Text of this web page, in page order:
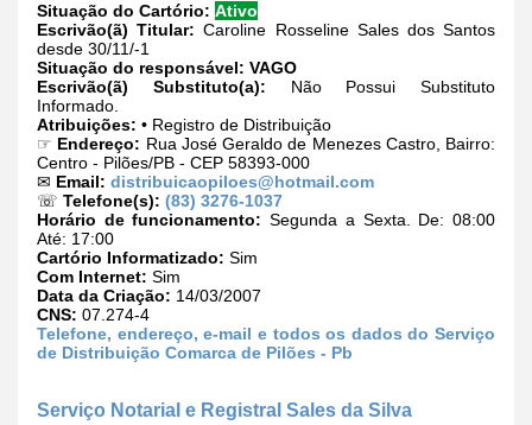
Situação do Cartório: Ativo
Escrivão(ã) Titular: Caroline Rosseline Sales dos Santos
desde 30/11/-1
Situação do responsável: VAGO
Escrivão(ã) Substituto(a): Não Possui Substituto
Informado.
Atribuições: • Registro de Distribuição
☞ Endereço: Rua José Geraldo de Menezes Castro, Bairro:
Centro - Pilões/PB - CEP 58393-000
✉ Email: distribuicaopiloes@hotmail.com
☏ Telefone(s): (83) 3276-1037
Horário de funcionamento: Segunda a Sexta. De: 08:00
Até: 17:00
Cartório Informatizado: Sim
Com Internet: Sim
Data da Criação: 14/03/2007
CNS: 07.274-4
Telefone, endereço, e-mail e todos os dados do Serviço
de Distribuição Comarca de Pilões - Pb
Serviço Notarial e Registral Sales da Silva